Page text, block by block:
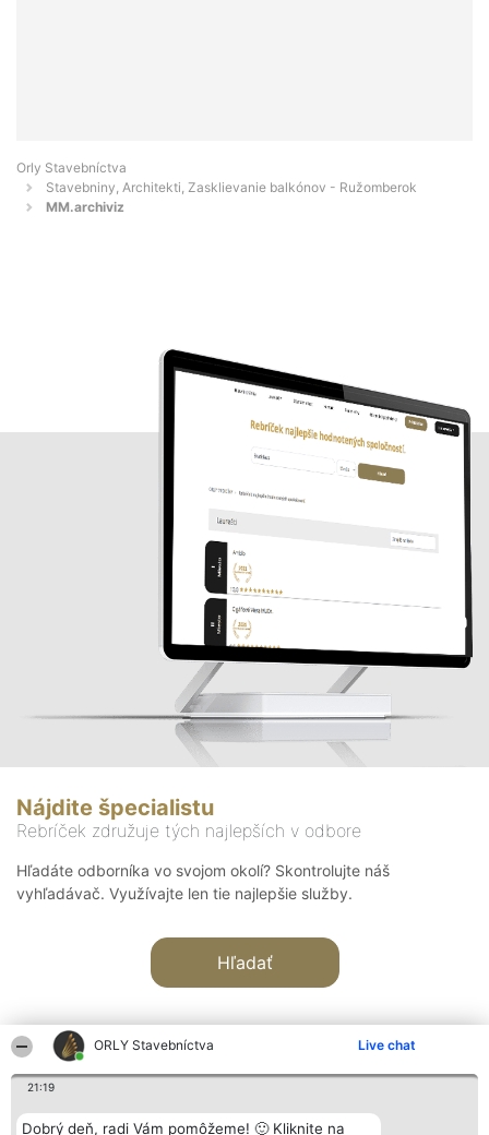
ORLY Stavebníctva Live chat
21:19
Dobrý deň, radi Vám pomôžeme! 🙂 Kliknite na
Orly Stavebníctva
Stavebniny, Architekti, Zasklievanie balkónov - Ružomberok
MM.archiviz
Nájdite špecialistu
Rebríček združuje tých najlepších v odbore
Hľadáte odborníka vo svojom okolí? Skontrolujte náš
vyhľadávač. Využívajte len tie najlepšie služby.
Hľadať
Organizátor hodnotenia Hodnotenie Kontakt